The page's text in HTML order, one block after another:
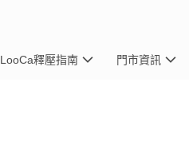
LooCa釋壓指南 門市資訊